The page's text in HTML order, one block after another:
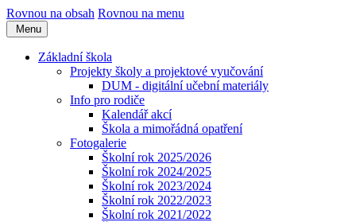
Rovnou na obsah Rovnou na menu
Menu
Základní škola
Projekty školy a projektové vyučování
DUM - digitální učební materiály
Info pro rodiče
Kalendář akcí
Škola a mimořádná opatření
Fotogalerie
Školní rok 2025/2026
Školní rok 2024/2025
Školní rok 2023/2024
Školní rok 2022/2023
Školní rok 2021/2022